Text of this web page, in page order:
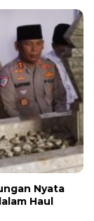
Nyata
Haul